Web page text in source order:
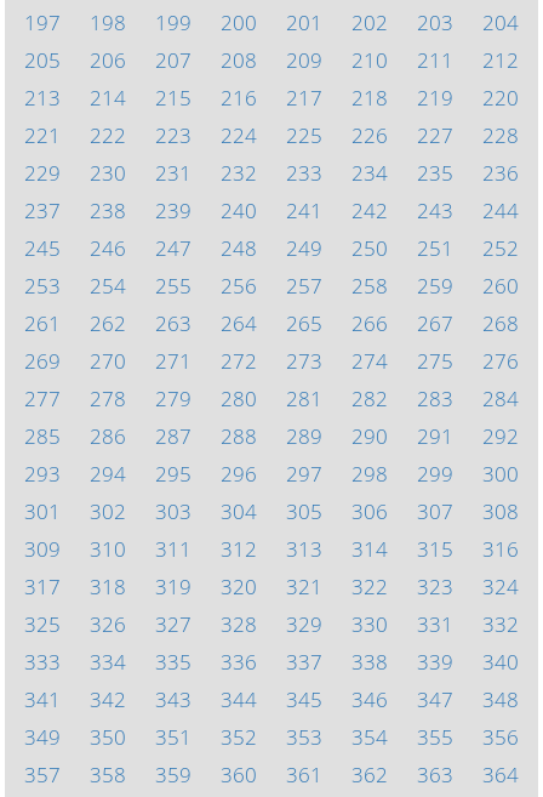
197
198 199 200 201 202 203
204
205
206 207 208 209 210 211
212
213
214 215 216 217 218 219
220
221
222 223 224 225 226 227
228
229
230 231 232 233 234 235
236
237
238 239 240 241 242 243
244
245
246 247 248 249 250 251
252
253
254 255 256 257 258 259
260
261
262 263 264 265 266 267
268
269
270 271 272 273 274 275
276
277
278 279 280 281 282 283
284
285
286 287 288 289 290 291
292
293
294 295 296 297 298 299
300
301
302 303 304 305 306 307
308
309
310 311 312 313 314 315
316
317
318 319 320 321 322 323
324
325
326 327 328 329 330 331
332
333
334 335 336 337 338 339
340
341
342 343 344 345 346 347
348
349
350 351 352 353 354 355
356
357
358 359 360 361 362 363 364